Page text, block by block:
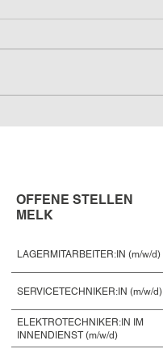
2021
OFFENE STELLEN
MELK
LAGERMITARBEITER:IN (m/w/d)
SERVICETECHNIKER:IN (m/w/d)
ELEKTROTECHNIKER:IN IM
INNENDIENST (m/w/d)